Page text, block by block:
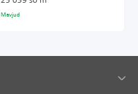
Mavjud